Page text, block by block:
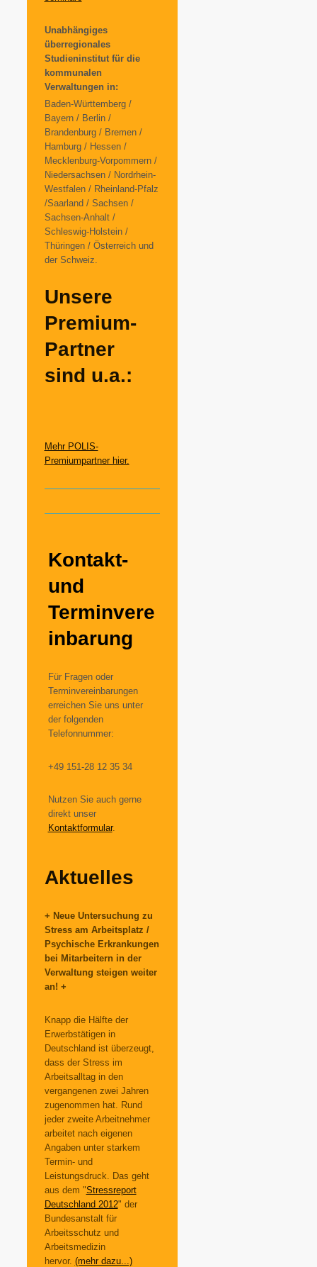
Unabhängiges
überregionales
Studieninstitut für die
kommunalen
Verwaltungen in:
Baden-Württemberg /
Bayern / Berlin /
Brandenburg / Bremen /
Hamburg / Hessen /
Mecklenburg-Vorpommern /
Niedersachsen / Nordrhein-
Westfalen / Rheinland-Pfalz
/Saarland / Sachsen /
Sachsen-Anhalt /
Schleswig-Holstein /
Thüringen / Österreich und
der Schweiz.
Unsere
Premium-
Partner
sind u.a.:
Mehr POLIS-
Premiumpartner hier.
Kontakt-
und
Terminvere
inbarung
Für Fragen oder
Terminvereinbarungen
erreichen Sie uns unter
der folgenden
Telefonnummer:
+49 151-28 12 35 34
Nutzen Sie auch gerne
direkt unser
Kontaktformular.
Aktuelles
+ Neue Untersuchung zu
Stress am Arbeitsplatz /
Psychische Erkrankungen
bei Mitarbeitern in der
Verwaltung steigen weiter
an! +
Knapp die Hälfte der
Erwerbstätigen in
Deutschland ist überzeugt,
dass der Stress im
Arbeitsalltag in den
vergangenen zwei Jahren
zugenommen hat. Rund
jeder zweite Arbeitnehmer
arbeitet nach eigenen
Angaben unter starkem
Termin- und
Leistungsdruck. Das geht
aus dem "Stressreport
Deutschland 2012" der
Bundesanstalt für
Arbeitsschutz und
Arbeitsmedizin
hervor. (mehr dazu...)